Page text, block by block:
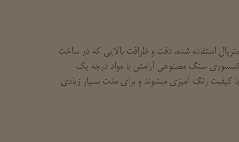
استفاده شده، دقت و ظرافت بالایی که در ساخت
اکسسوری سنگ مصنوعی آرامش با مواد درجه یک
رنگ آمیزی میشوند و برای مدت بسیار زیادی